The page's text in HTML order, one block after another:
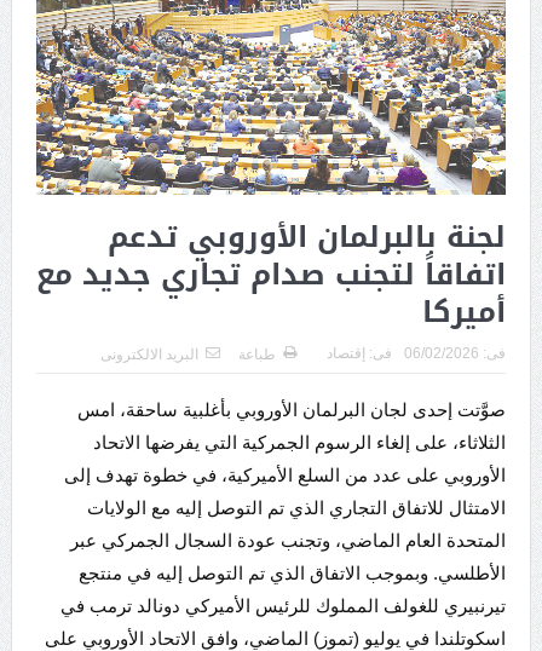
لجنة بالبرلمان الأوروبي تدعم
اتفاقاً لتجنب صدام تجاري جديد مع
أميركا
فى: 06/02/2026 فى: إقتصاد طباعة البريد الالكترونى
صوَّتت إحدى لجان البرلمان الأوروبي بأغلبية ساحقة، امس
الثلاثاء، على إلغاء الرسوم الجمركية التي يفرضها الاتحاد
الأوروبي على عدد من السلع الأميركية، في خطوة تهدف إلى
الامتثال للاتفاق التجاري الذي تم التوصل إليه مع الولايات
المتحدة العام الماضي، وتجنب عودة السجال الجمركي عبر
الأطلسي. وبموجب الاتفاق الذي تم التوصل إليه في منتجع
تيرنبيري للغولف المملوك للرئيس الأميركي دونالد ترمب في
اسكوتلندا في يوليو (تموز) الماضي، وافق الاتحاد الأوروبي على